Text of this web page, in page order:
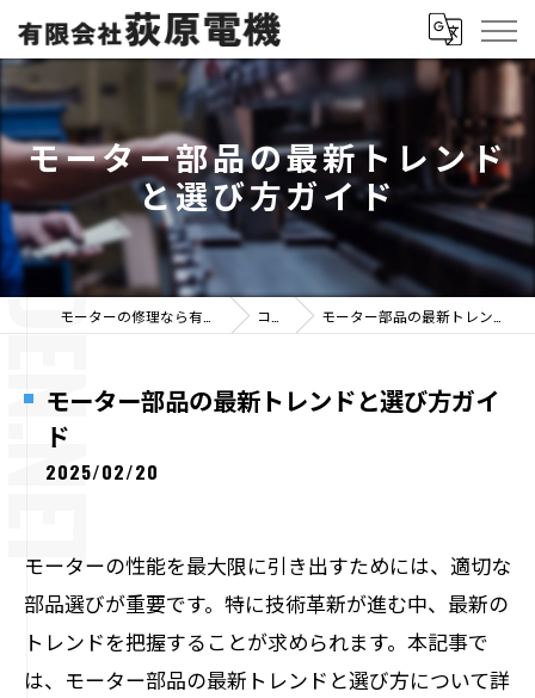
モーター部品の最新トレンド
と選び方ガイド
コラム モーター部品の最新トレンドと選び方ガイド
モーター部品の最新トレンドと選び方ガイ
ド
2025/02/20
モーターの性能を最大限に引き出すためには、適切な
部品選びが重要です。特に技術革新が進む中、最新の
トレンドを把握することが求められます。本記事で
は、モーター部品の最新トレンドと選び方について詳